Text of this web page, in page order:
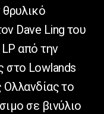
Dave Ling του
από την
στο Lowlands
Ολλανδίας το
σε βινύλιο